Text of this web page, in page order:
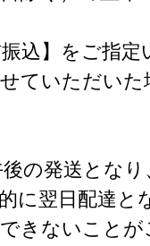
込】をご指定
ていただいた
の発送となり
に翌日配達と
きないこと